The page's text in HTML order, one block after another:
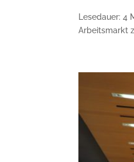
Lesedauer: 4
Arbeitsmarkt